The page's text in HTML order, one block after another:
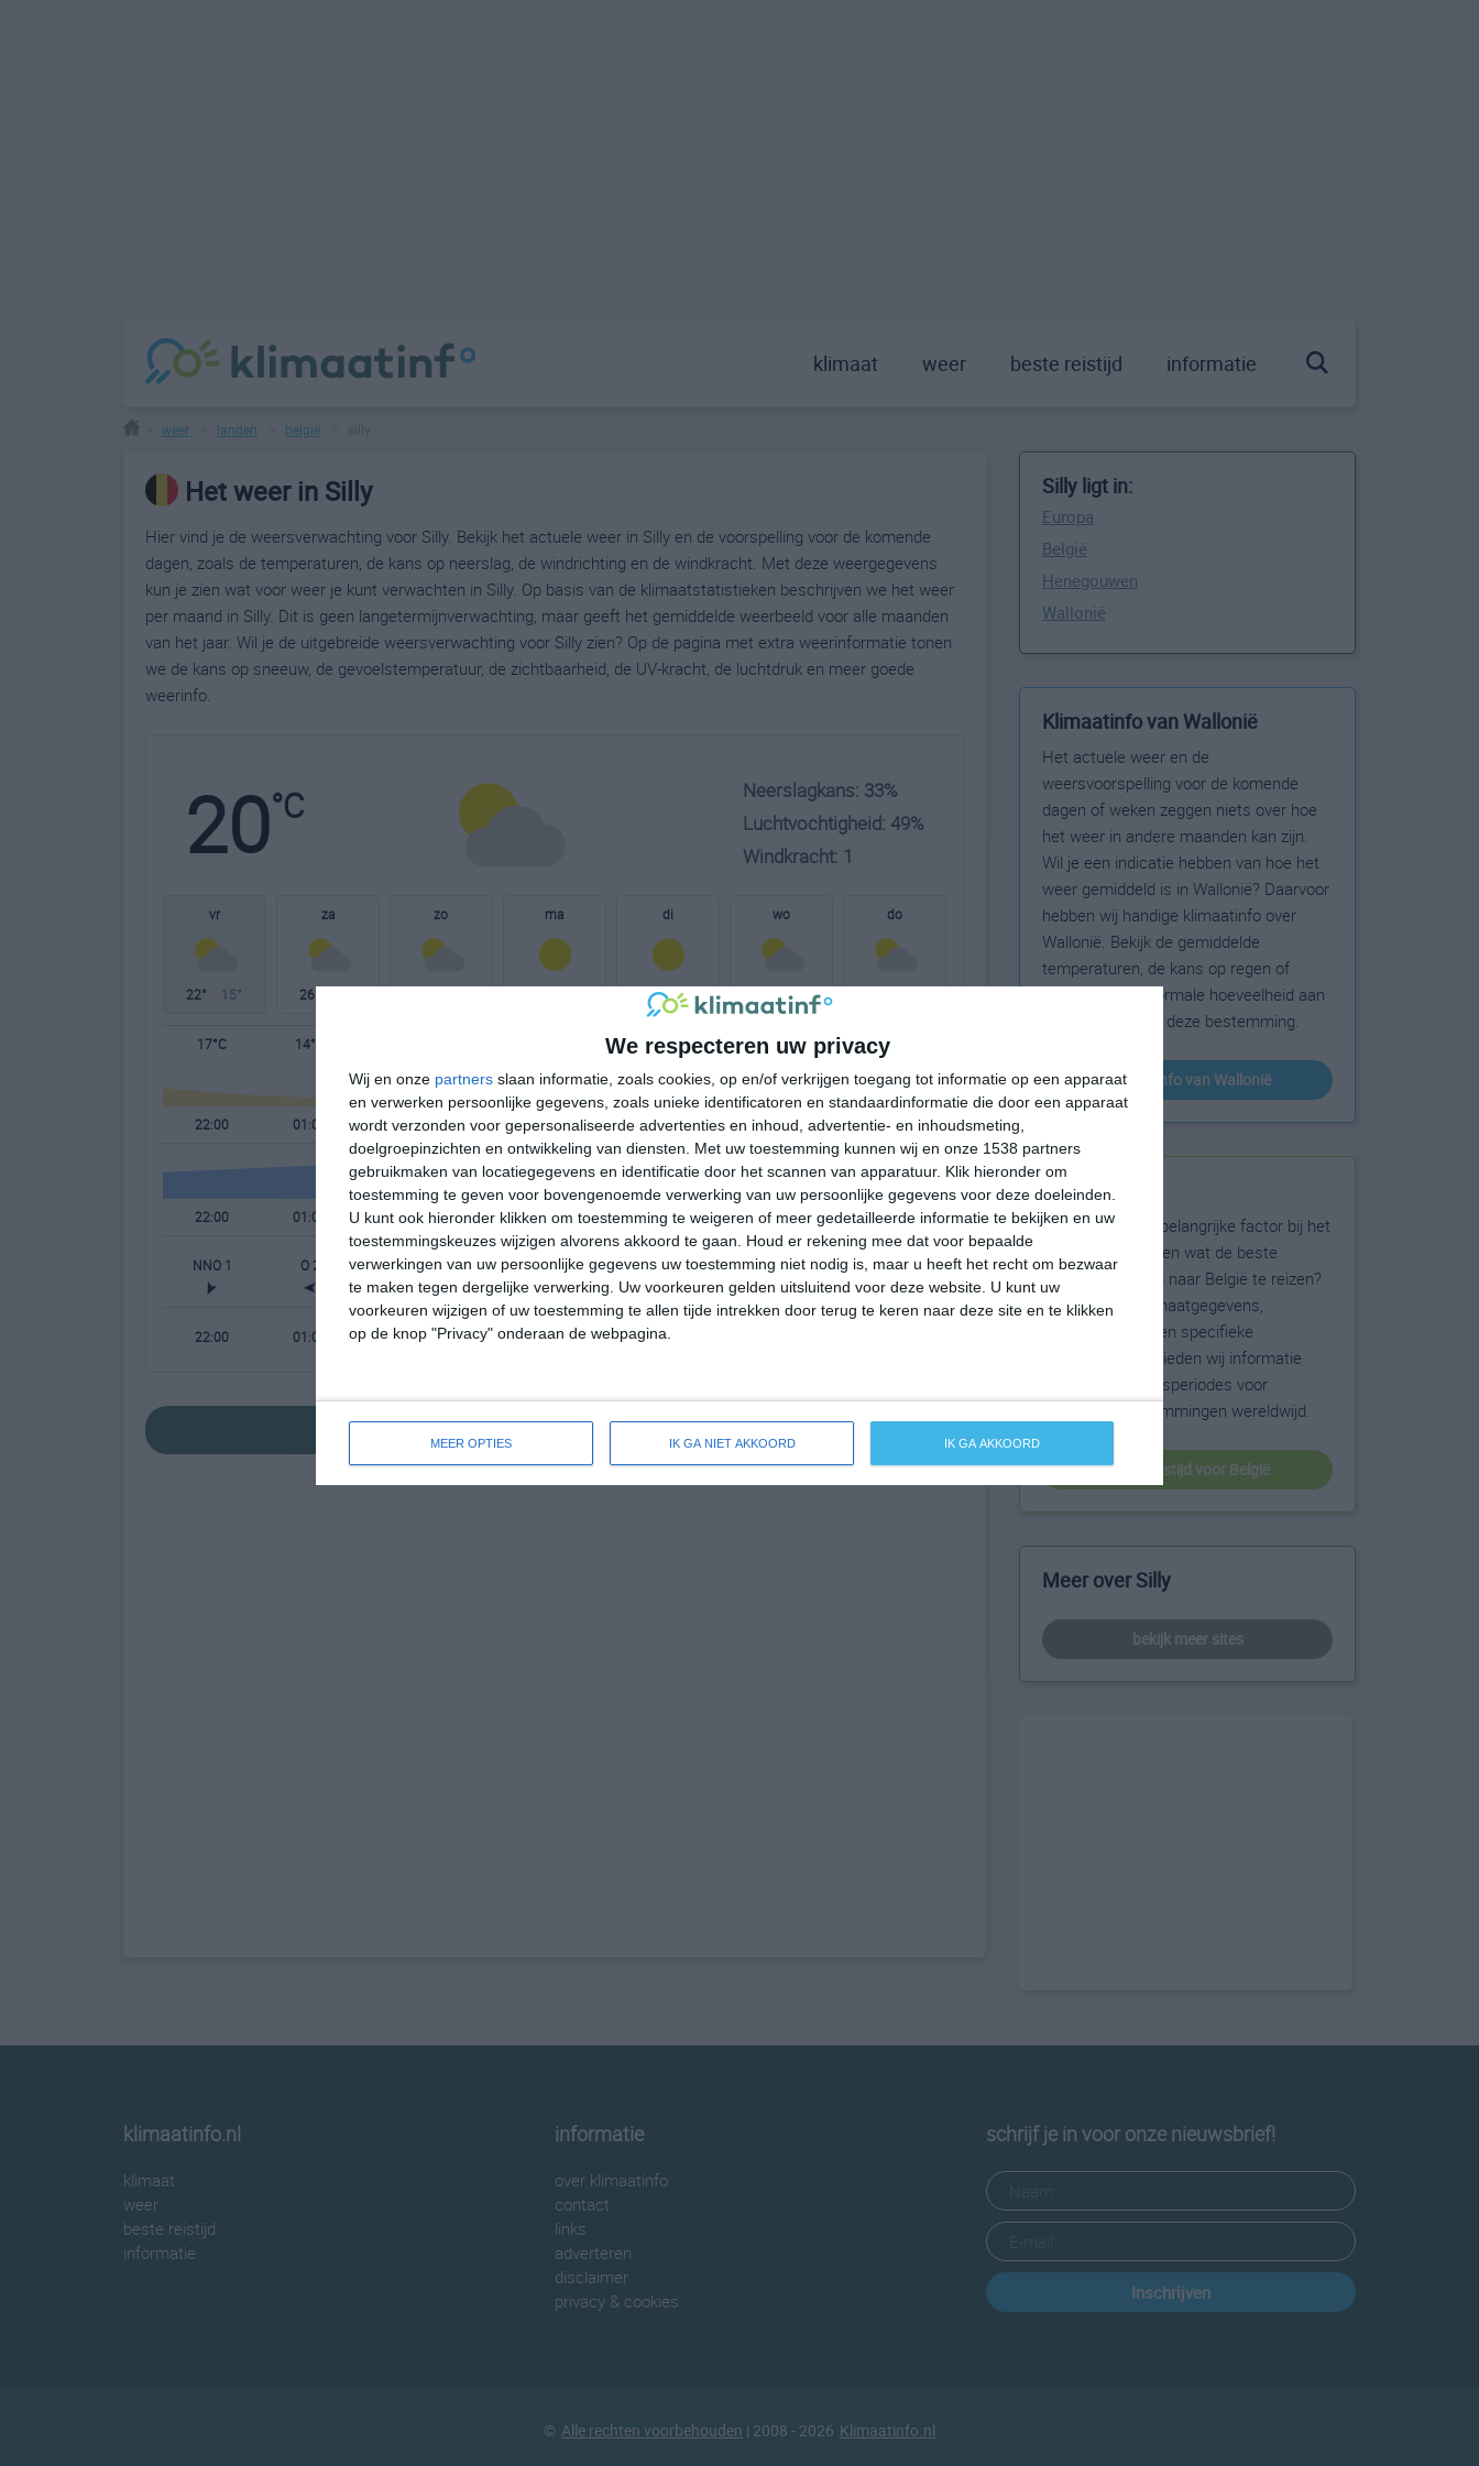
We respecteren uw privacy
Wij en onze partners slaan informatie, zoals cookies, op en/of verkrijgen toegang tot informatie op een apparaat
en verwerken persoonlijke gegevens, zoals unieke identificatoren en standaardinformatie die door een apparaat
wordt verzonden voor gepersonaliseerde advertenties en inhoud, advertentie- en inhoudsmeting,
doelgroepinzichten en ontwikkeling van diensten.
Met uw toestemming kunnen wij en onze 1538 partners
gebruikmaken van locatiegegevens en identificatie door het scannen van apparatuur. Klik hieronder om
toestemming te geven voor bovengenoemde verwerking van uw persoonlijke gegevens voor deze doeleinden.
U kunt ook hieronder klikken om toestemming te weigeren of meer gedetailleerde informatie te bekijken en uw
toestemmingskeuzes wijzigen alvorens akkoord te gaan.
Houd er rekening mee dat voor bepaalde
verwerkingen van uw persoonlijke gegevens uw toestemming niet nodig is, maar u heeft het recht om bezwaar
te maken tegen dergelijke verwerking. Uw voorkeuren gelden uitsluitend voor deze website. U kunt uw
voorkeuren wijzigen of uw toestemming te allen tijde intrekken door terug te keren naar deze site en te klikken
op de knop "Privacy" onderaan de webpagina.
MEER OPTIES IK GA NIET AKKOORD IK GA AKKOORD
klimaat weer beste reistijd informatie
weer landen belgië
Het weer in Silly
Hier vind je de weersverwachting voor Silly. Bekijk het actuele weer in Silly en de voorspelling voor de komende
dagen, zoals de temperaturen, de kans op neerslag, de windrichting en de windkracht. Met deze weergegevens
kun je zien wat voor weer je kunt verwachten in Silly. Op basis van de klimaatstatistieken beschrijven we het weer
per maand in Silly. Dit is geen langetermijnverwachting, maar geeft het gemiddelde weerbeeld voor alle maanden
van het jaar. Wil je de uitgebreide weersverwachting voor Silly zien? Op de pagina met extra weerinformatie tonen
we de kans op sneeuw, de gevoelstemperatuur, de zichtbaarheid, de UV-kracht, de luchtdruk en meer goede
weerinfo.
20°C
Neerslagkans: 33%
Luchtvochtigheid: 49%
Windkracht: 1
vr
22° 15°
za
26°
zo ma di
27° 14°
wo
16°
do
17°C 14°C 19°C 24°C 26°C 26°C
22:00 01:00 04:00 07:00 10:00 13:00 16:00 19:00
22:00 01:00 04:00 07:00 10:00 13:00 16:00 19:00
NNO 1 O 2 O 1 OZO 1 O 2 O 3 O 2 O 2
22:00 01:00 04:00 07:00 10:00
bekijk de uitgebreide weersverwachting voor Silly
Silly ligt in:
Europa
België
Henegouwen
Wallonië
Klimaatinfo van Wallonië
Het actuele weer en de
weersvoorspelling voor de komende
dagen of weken zeggen niets over hoe
het weer in andere maanden kan zijn.
Wil je een indicatie hebben van hoe het
weer gemiddeld is in Wallonië? Daarvoor
hebben wij handige klimaatinfo over
Wallonië. Bekijk de gemiddelde
temperaturen, de kans op regen of
sneeuw en de normale hoeveelheid aan
zonneschijn voor deze bestemming.
klimaatinfo van Wallonië
Beste reistijd
Het weer is een belangrijke factor bij het
reizen. Wil je weten wat de beste
maanden zijn om naar België te reizen?
Op basis van klimaatgegevens,
weersextremen en specifieke
weerinformatie bieden wij informatie
over de beste reisperiodes voor
duizenden bestemmingen wereldwijd.
beste reistijd voor België
Meer over Silly
bekijk meer sites
klimaatinfo.nl
klimaat
weer
beste reistijd
informatie
informatie
over klimaatinfo
contact
links
adverteren
disclaimer
privacy & cookies
schrijf je in voor onze nieuwsbrief!
Inschrijven
© Alle rechten voorbehouden | 2008 - 2026 Klimaatinfo.nl